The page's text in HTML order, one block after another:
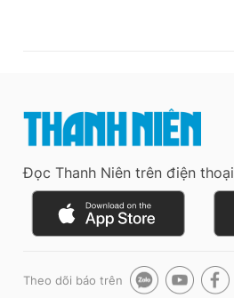
Đọc Thanh Niên trên điện thoại
Theo dõi báo trên